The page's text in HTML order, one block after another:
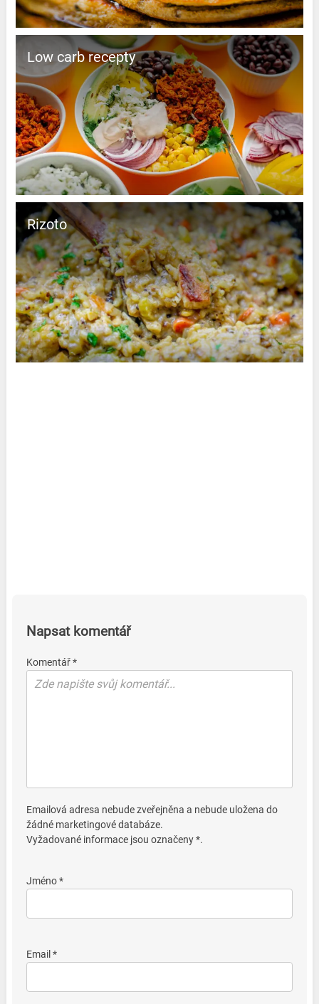
Low carb recepty
Rizoto
Napsat komentář
Komentář *
Emailová adresa nebude zveřejněna a nebude uložena do
žádné marketingové databáze.
Vyžadované informace jsou označeny *.
Jméno *
Email *